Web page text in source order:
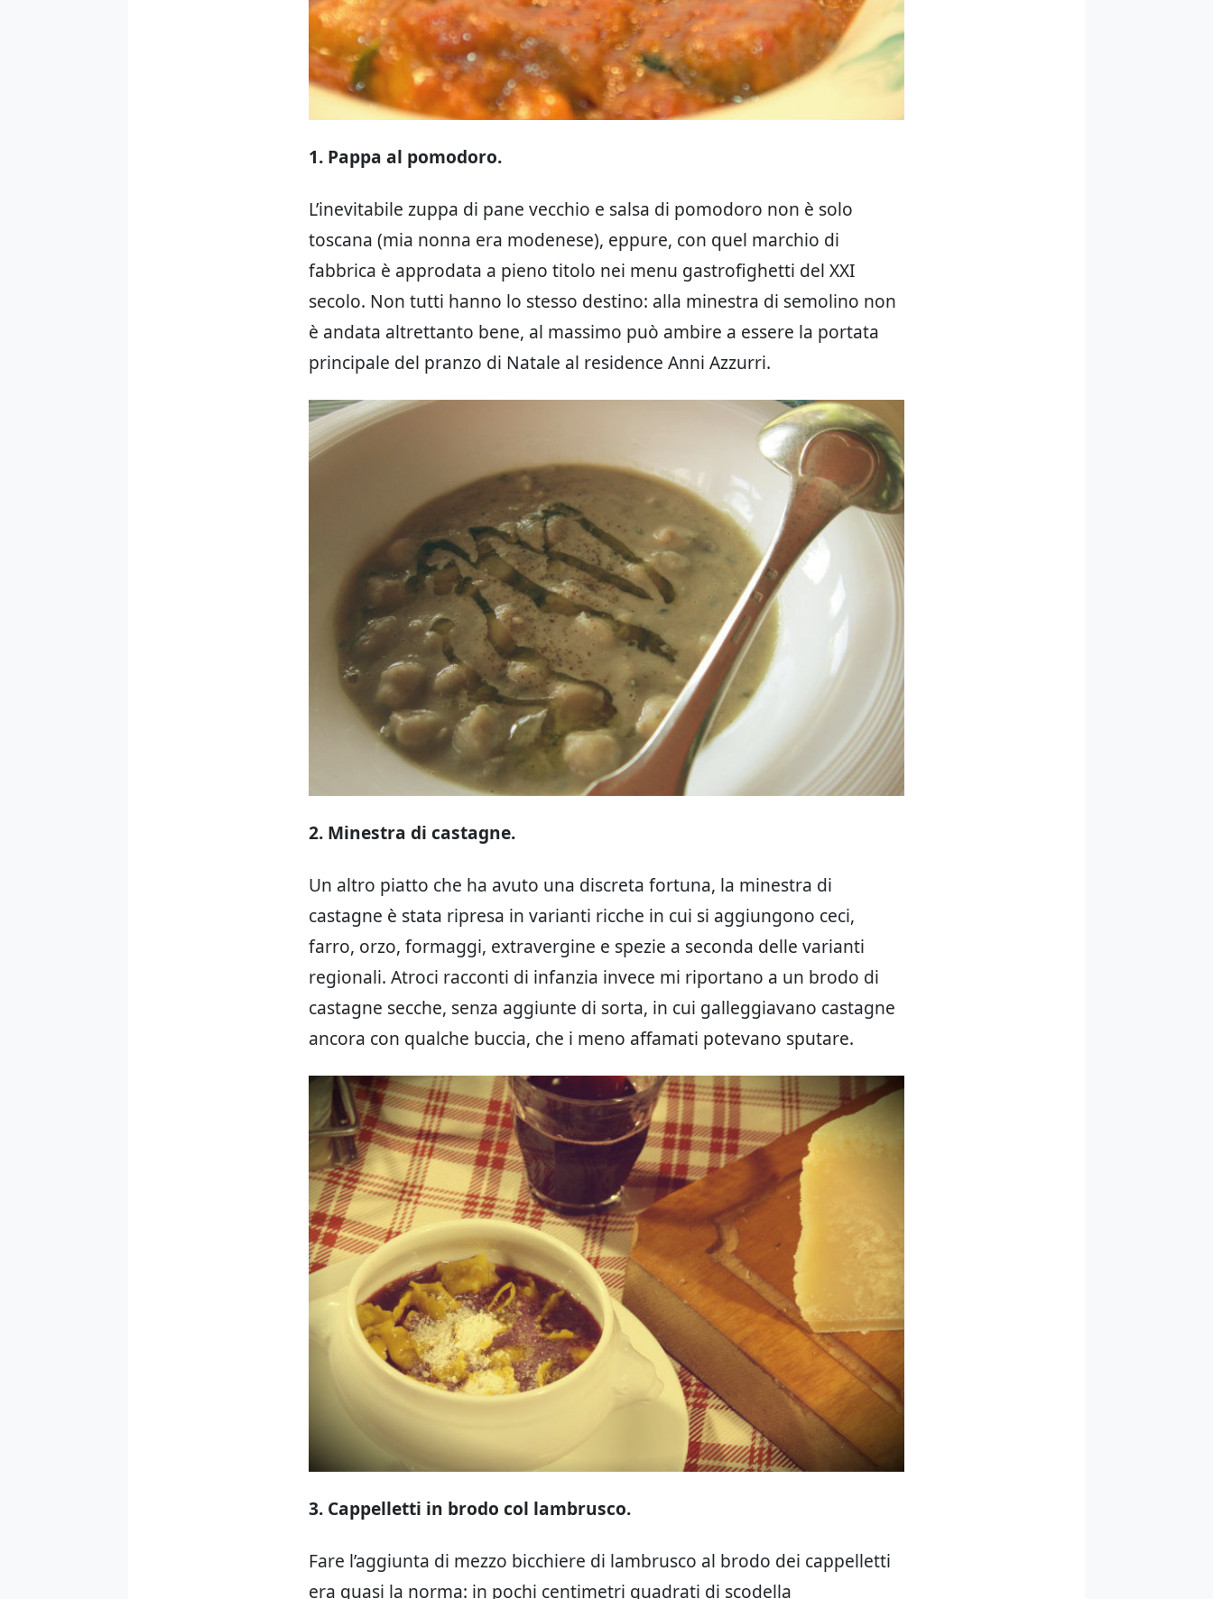
1. Pappa al pomodoro.
L’inevitabile zuppa di pane vecchio e salsa di pomodoro non è solo
toscana (mia nonna era modenese), eppure, con quel marchio di
fabbrica è approdata a pieno titolo nei menu gastrofighetti del XXI
secolo. Non tutti hanno lo stesso destino: alla minestra di semolino non
è andata altrettanto bene, al massimo può ambire a essere la portata
principale del pranzo di Natale al residence Anni Azzurri.
2. Minestra di castagne.
Un altro piatto che ha avuto una discreta fortuna, la minestra di
castagne è stata ripresa in varianti ricche in cui si aggiungono ceci,
farro, orzo, formaggi, extravergine e spezie a seconda delle varianti
regionali. Atroci racconti di infanzia invece mi riportano a un brodo di
castagne secche, senza aggiunte di sorta, in cui galleggiavano castagne
ancora con qualche buccia, che i meno affamati potevano sputare.
3. Cappelletti in brodo col lambrusco.
Fare l’aggiunta di mezzo bicchiere di lambrusco al brodo dei cappelletti
era quasi la norma: in pochi centimetri quadrati di scodella